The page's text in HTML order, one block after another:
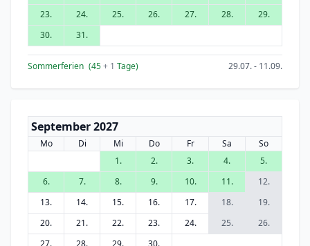
23.
24. 25. 26. 27. 28.
29.
30.
31.
Sommerferien (45+ 1 Tage) 29.07. - 11.09.
September 2027
Mo Di Mi Do Fr Sa
So
1.
2. 3. 4.
5.
6.
7. 8. 9. 10. 11.
12.
13.
14. 15. 16. 17. 18.
19.
20.
21. 22. 23. 24. 25.
26.
27.
28. 29. 30.